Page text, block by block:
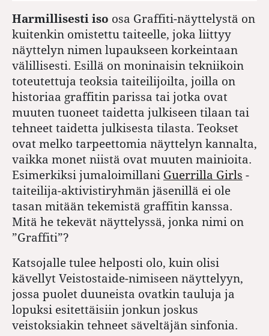
Harmillisesti iso osa Graffiti-näyttelystä on
kuitenkin omistettu taiteelle, joka liittyy
näyttelyn nimen lupaukseen korkeintaan
välillisesti. Esillä on moninaisin tekniikoin
toteutettuja teoksia taiteilijoilta, joilla on
historiaa graffitin parissa tai jotka ovat
muuten tuoneet taidetta julkiseen tilaan tai
tehneet taidetta julkisesta tilasta. Teokset
ovat melko tarpeettomia näyttelyn kannalta,
vaikka monet niistä ovat muuten mainioita.
Esimerkiksi jumaloimillani Guerrilla Girls -
taiteilija-aktivistiryhmän jäsenillä ei ole
tasan mitään tekemistä graffitin kanssa.
Mitä he tekevät näyttelyssä, jonka nimi on
”Graffiti”?
Katsojalle tulee helposti olo, kuin olisi
kävellyt Veistostaide-nimiseen näyttelyyn,
jossa puolet duuneista ovatkin tauluja ja
lopuksi esitettäisiin jonkun joskus
veistoksiakin tehneet säveltäjän sinfonia.